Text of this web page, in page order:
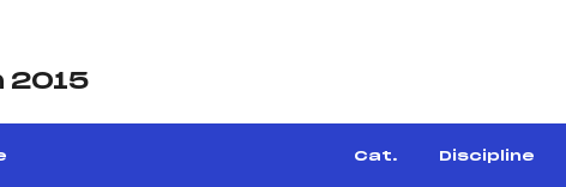
2015
Cat. Discipline